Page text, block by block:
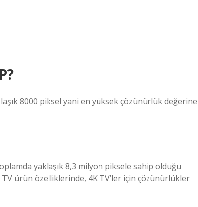
8000 piksel yani en yüksek çözünürlük değerine
yaklaşık 8,3 milyon piksele sahip olduğu
ürün özelliklerinde, 4K TV’ler için çözünürlükler